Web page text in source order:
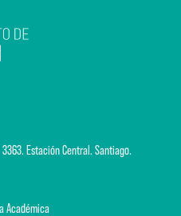
Estación Central. Santiago.
Académica